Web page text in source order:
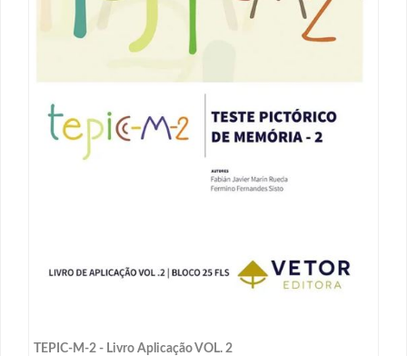
TEPIC-M-2 - Livro Aplicação VOL. 2